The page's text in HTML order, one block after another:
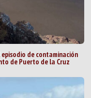
de contaminación
de Puerto de la Cruz